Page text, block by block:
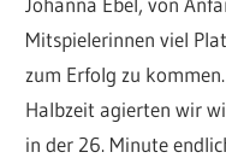
Mitspielerinnen viel
zum Erfolg zu
Halbzeit agierten wir
in der 26. Minute